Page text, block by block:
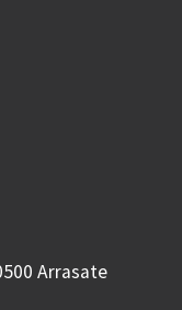
Arrasate